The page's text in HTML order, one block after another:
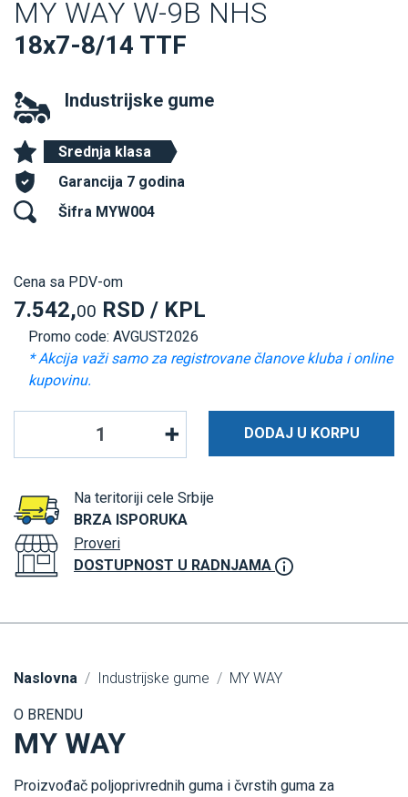
MY WAY W-9B NHS
18x7-8/14 TTF
Industrijske gume
Srednja klasa
Garancija 7 godina
Šifra MYW004
Cena sa PDV-om
7.542,00 RSD / KPL
Promo code: AVGUST2026
* Akcija važi samo za registrovane članove kluba i online
kupovinu.
DODAJ U KORPU
Na teritoriji cele Srbije
BRZA ISPORUKA
Proveri
DOSTUPNOST U RADNJAMA
Naslovna Industrijske gume MY WAY
O BRENDU
MY WAY
Proizvođač poljoprivrednih guma i čvrstih guma za